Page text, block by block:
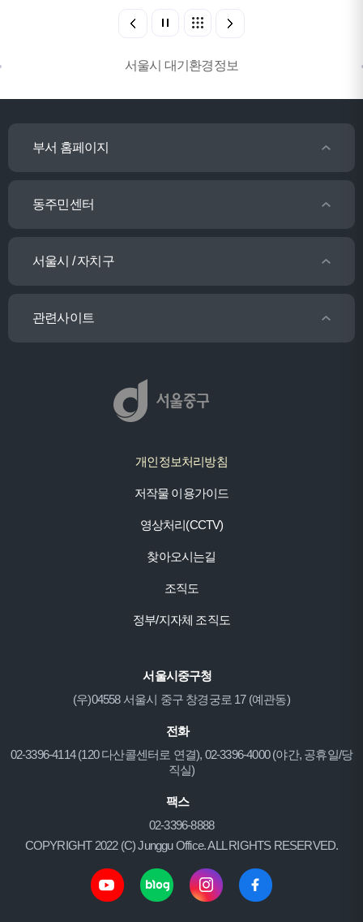
서울시 대기환경정보
부서 홈페이지
동주민센터
서울시 / 자치구
관련사이트
개인정보처리방침
저작물 이용가이드
영상처리(CCTV)
찾아오시는길
조직도
정부/지자체 조직도
서울시중구청
(우)04558 서울시 중구 창경궁로 17 (예관동)
전화
02-3396-4114 (120 다산콜센터로 연결), 02-3396-4000 (야간, 공휴일/당
직실)
팩스
02-3396-8888
COPYRIGHT 2022 (C) Junggu Office. ALL RIGHTS RESERVED.